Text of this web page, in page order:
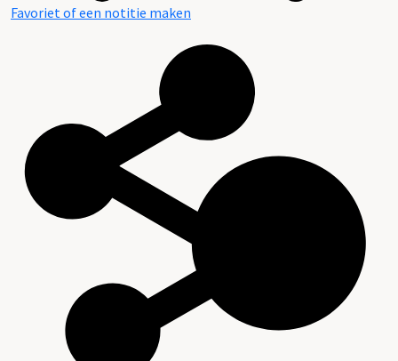
Favoriet of een notitie maken